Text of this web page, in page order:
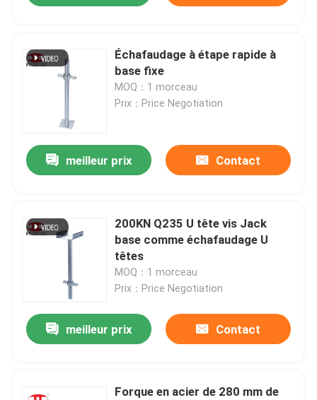
Échafaudage à étape rapide à
base fixe
MOQ：1 morceau
Prix：Price Negotiation
meilleur prix Contact
200KN Q235 U tête vis Jack
base comme échafaudage U
têtes
MOQ：1 morceau
Prix：Price Negotiation
meilleur prix Contact
Forque en acier de 280 mm de